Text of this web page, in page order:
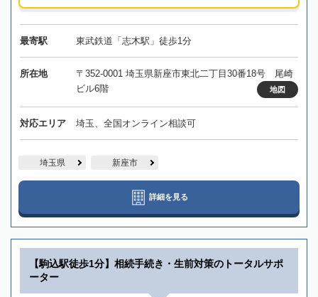
最寄駅 東武鉄道「志木駅」徒歩1分
所在地
〒352-0001 埼玉県新座市東北二丁目30番18号 尾崎
ビル6階
地図
対応エリア 埼玉、全国オンライン相談可
埼玉県 新座市
詳細を見る
【駒込駅徒歩1分】相続手続き・生前対策のトータルサポ
ーター